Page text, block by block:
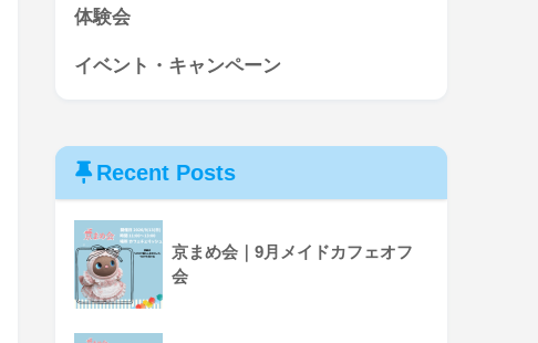
体験会
イベント・キャンペーン
Recent Posts
京まめ会｜9月メイドカフェオフ
会